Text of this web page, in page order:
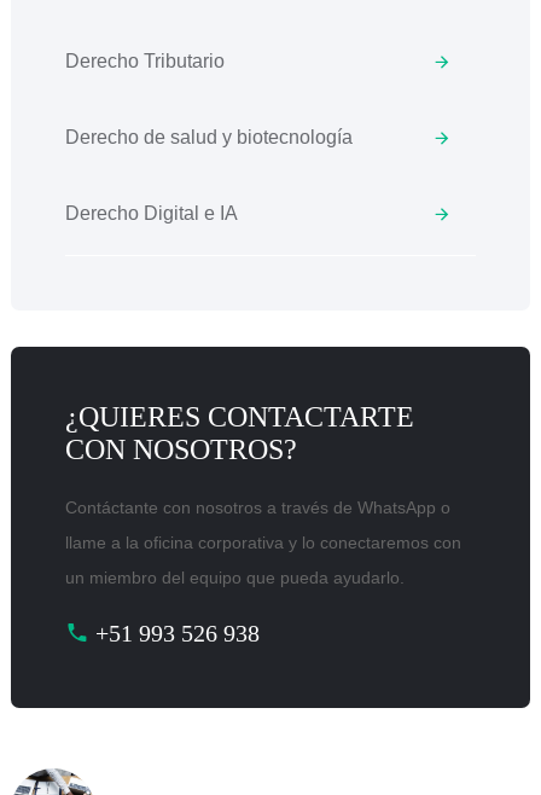
Derecho Tributario
Derecho de salud y biotecnología
Derecho Digital e IA
¿QUIERES CONTACTARTE
CON NOSOTROS?
Contáctante con nosotros a través de WhatsApp o
llame a la oficina corporativa y lo conectaremos con
un miembro del equipo que pueda ayudarlo.
+51 993 526 938